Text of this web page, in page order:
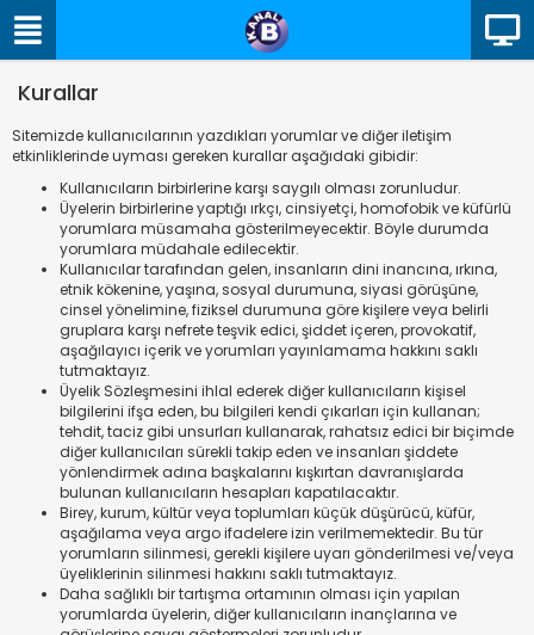
Kurallar
Sitemizde kullanıcılarının yazdıkları yorumlar ve diğer iletişim
etkinliklerinde uyması gereken kurallar aşağıdaki gibidir:
Kullanıcıların birbirlerine karşı saygılı olması zorunludur.
Üyelerin birbirlerine yaptığı ırkçı, cinsiyetçi, homofobik ve küfürlü
yorumlara müsamaha gösterilmeyecektir. Böyle durumda
yorumlara müdahale edilecektir.
Kullanıcılar tarafından gelen, insanların dini inancına, ırkına,
etnik kökenine, yaşına, sosyal durumuna, siyasi görüşüne,
cinsel yönelimine, fiziksel durumuna göre kişilere veya belirli
gruplara karşı nefrete teşvik edici, şiddet içeren, provokatif,
aşağılayıcı içerik ve yorumları yayınlamama hakkını saklı
tutmaktayız.
Üyelik Sözleşmesini ihlal ederek diğer kullanıcıların kişisel
bilgilerini ifşa eden, bu bilgileri kendi çıkarları için kullanan;
tehdit, taciz gibi unsurları kullanarak, rahatsız edici bir biçimde
diğer kullanıcıları sürekli takip eden ve insanları şiddete
yönlendirmek adına başkalarını kışkırtan davranışlarda
bulunan kullanıcıların hesapları kapatılacaktır.
Birey, kurum, kültür veya toplumları küçük düşürücü, küfür,
aşağılama veya argo ifadelere izin verilmemektedir. Bu tür
yorumların silinmesi, gerekli kişilere uyarı gönderilmesi ve/veya
üyeliklerinin silinmesi hakkını saklı tutmaktayız.
Daha sağlıklı bir tartışma ortamının olması için yapılan
yorumlarda üyelerin, diğer kullanıcıların inançlarına ve